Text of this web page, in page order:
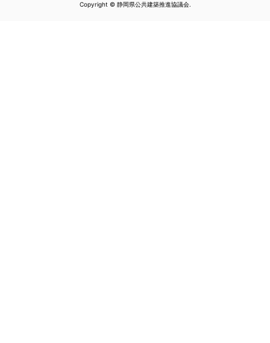
Copyright © 静岡県公共建築推進協議会.